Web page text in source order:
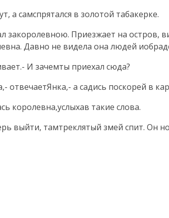
а самспрятался в золотой табакерке.
закоролевною. Приезжает на
Давно не видела она людей
И зачемты приехал сюда?
отвечаетЯнка,- а садись поскорей в
королевна,услыхав такие слова.
выйти, тамтреклятый змей спит. Он